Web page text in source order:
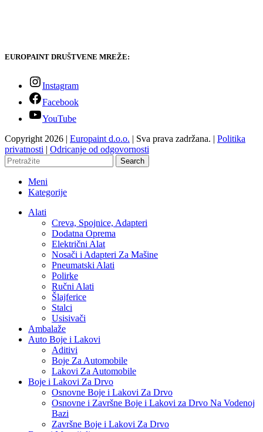
EUROPAINT DRUŠTVENE MREŽE:
Instagram
Facebook
YouTube
Copyright 2026 | Europaint d.o.o. | Sva prava zadržana. | Politika
privatnosti | Odricanje od odgovornosti
Search
Meni
Kategorije
Alati
Creva, Spojnice, Adapteri
Dodatna Oprema
Električni Alat
Nosači i Adapteri Za Mašine
Pneumatski Alati
Polirke
Ručni Alati
Šlajferice
Stalci
Usisivači
Ambalaže
Auto Boje i Lakovi
Aditivi
Boje Za Automobile
Lakovi Za Automobile
Boje i Lakovi Za Drvo
Osnovne Boje i Lakovi Za Drvo
Osnovne i Završne Boje i Lakovi za Drvo Na Vodenoj
Bazi
Završne Boje i Lakovi Za Drvo